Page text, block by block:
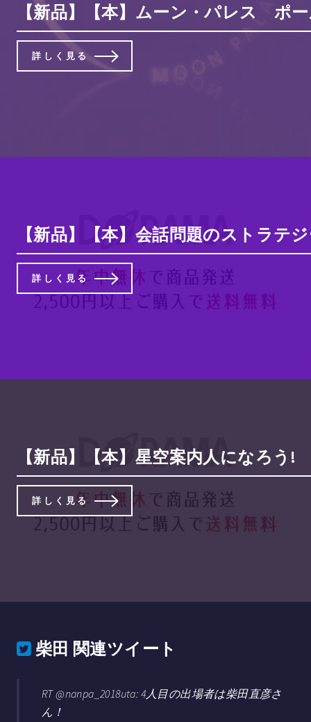
【新品】【本】ムーン・パレス ポ
詳しく見る
【新品】【本】会話問題のストラ
詳しく見る
【新品】【本】星空案内人になろ
詳しく見る
柴田 関連ツイート
RT @nanpa_2018uta: 4人目の出場者は柴田直彦さ
ん！